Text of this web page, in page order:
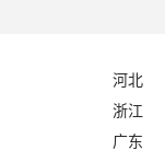
河北
浙江
广东